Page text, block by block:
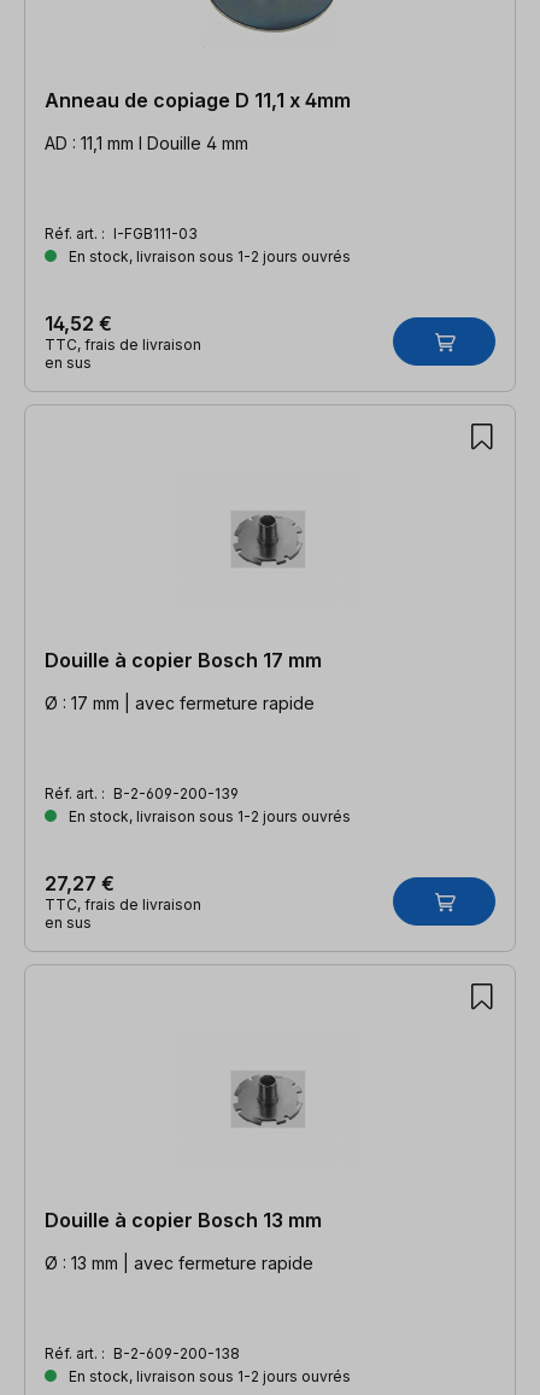
Anneau de copiage D 11,1 x 4mm
AD : 11,1 mm l Douille 4 mm
Réf. art. : I-FGB111-03
En stock, livraison sous 1-2 jours ouvrés
14,52 €
TTC, frais de livraison
en sus
Douille à copier Bosch 17 mm
Ø : 17 mm | avec fermeture rapide
Réf. art. : B-2-609-200-139
En stock, livraison sous 1-2 jours ouvrés
27,27 €
TTC, frais de livraison
en sus
Douille à copier Bosch 13 mm
Ø : 13 mm | avec fermeture rapide
Réf. art. : B-2-609-200-138
En stock, livraison sous 1-2 jours ouvrés